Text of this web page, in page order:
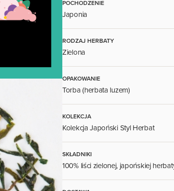
POCHODZENIE
Japonia
RODZAJ HERBATY
Zielona
OPAKOWANIE
Torba (herbata luzem)
KOLEKCJA
Kolekcja Japoński Styl Herbat
SKŁADNIKI
100% liści zielonej, japońskiej